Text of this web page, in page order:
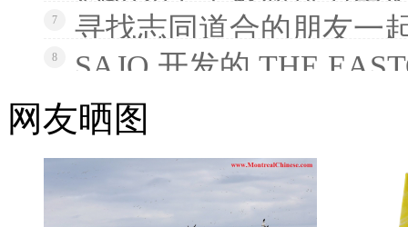
7 寻找志同道合的朋友一
8 SAJO 开发的 THE
网友晒图